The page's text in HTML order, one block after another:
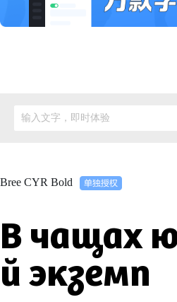
输入文字，即时体验
Bree CYR Bold
В чащах
й экземп